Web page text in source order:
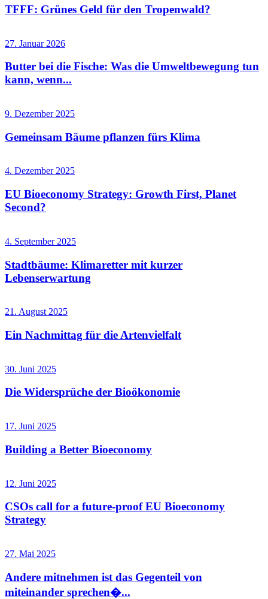
TFFF: Grünes Geld für den Tropenwald?
27. Januar 2026
Butter bei die Fische: Was die Umweltbewegung tun
kann, wenn...
9. Dezember 2025
Gemeinsam Bäume pflanzen fürs Klima
4. Dezember 2025
EU Bioeconomy Strategy: Growth First, Planet
Second?
4. September 2025
Stadtbäume: Klimaretter mit kurzer
Lebenserwartung
21. August 2025
Ein Nachmittag für die Artenvielfalt
30. Juni 2025
Die Widersprüche der Bioökonomie
17. Juni 2025
Building a Better Bioeconomy
12. Juni 2025
CSOs call for a future-proof EU Bioeconomy
Strategy
27. Mai 2025
Andere mitnehmen ist das Gegenteil von
miteinander sprechen�...